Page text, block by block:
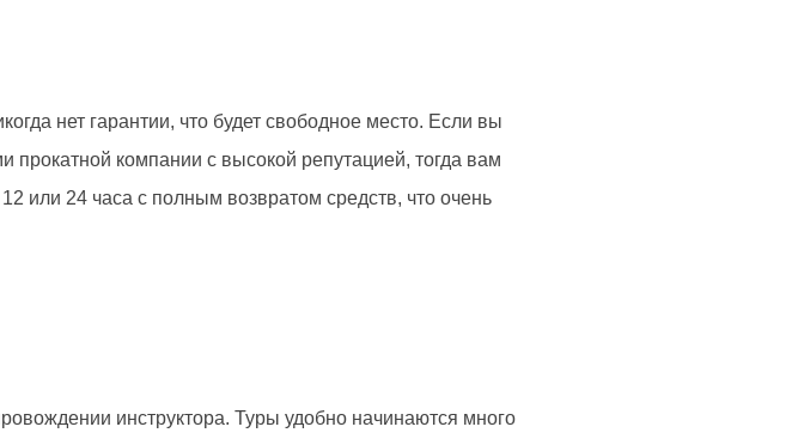
нет гарантии, что будет свободное место. Если вы
прокатной компании с высокой репутацией, тогда вам
или 24 часа с полным возвратом средств, что очень
инструктора. Туры удобно начинаются много